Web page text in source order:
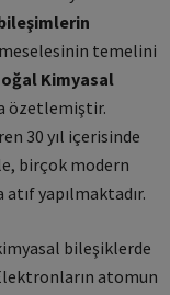
temelini
Kimyasal
özetlemiştir.
30 yıl içerisinde
birçok modern
yapılmaktadır.
bileşiklerde
atomun